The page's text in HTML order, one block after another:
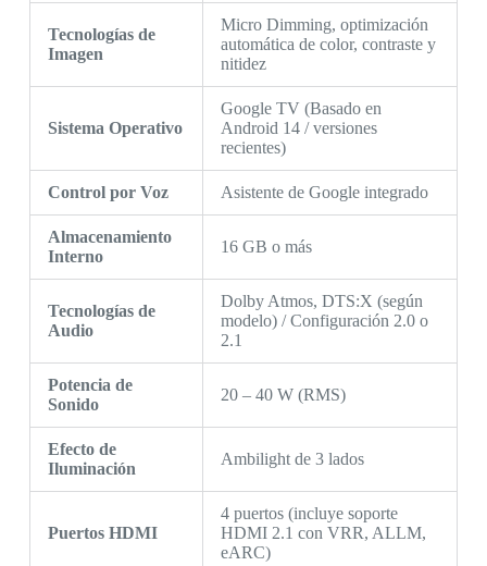
Tecnologías de
Imagen
Micro Dimming, optimización
automática de color, contraste y
nitidez
Sistema Operativo
Google TV (Basado en
Android 14 / versiones
recientes)
Control por Voz Asistente de Google integrado
Almacenamiento
Interno
16 GB o más
Tecnologías de
Audio
Dolby Atmos, DTS:X (según
modelo) / Configuración 2.0 o
2.1
Potencia de
Sonido
20 – 40 W (RMS)
Efecto de
Iluminación
Ambilight de 3 lados
Puertos HDMI
4 puertos (incluye soporte
HDMI 2.1 con VRR, ALLM,
eARC)